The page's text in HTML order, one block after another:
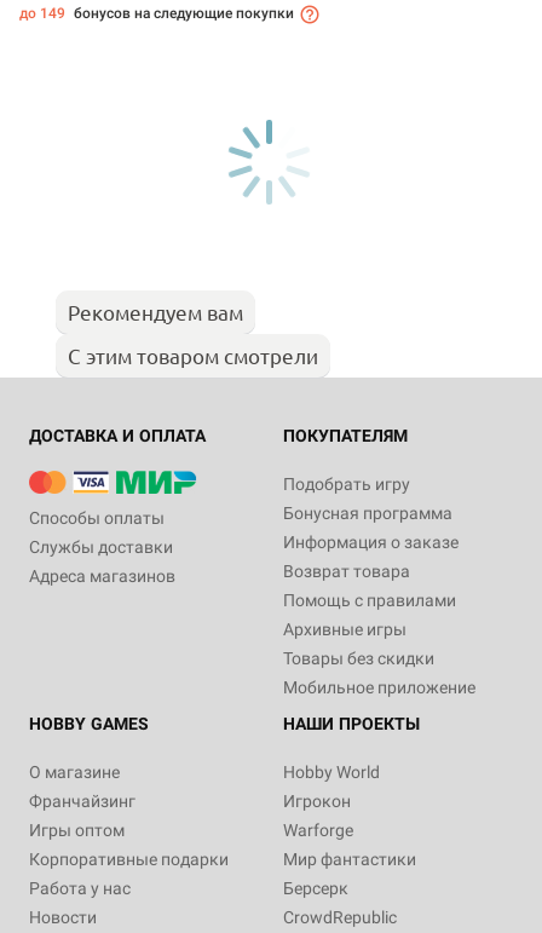
до 149 бонусов на следующие покупки
Рекомендуем вам
С этим товаром смотрели
ДОСТАВКА И ОПЛАТА
Способы оплаты
Службы доставки
Адреса магазинов
ПОКУПАТЕЛЯМ
Подобрать игру
Бонусная программа
Информация о заказе
Возврат товара
Помощь с правилами
Архивные игры
Товары без скидки
Мобильное приложение
HOBBY GAMES
О магазине
Франчайзинг
Игры оптом
Корпоративные подарки
Работа у нас
Новости
НАШИ ПРОЕКТЫ
Hobby World
Игрокон
Warforge
Мир фантастики
Берсерк
CrowdRepublic